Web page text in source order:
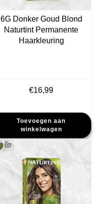
6G Donker Goud Blond
Naturtint Permanente
Haarkleuring
€16,99
Toevoegen aan
winkelwagen